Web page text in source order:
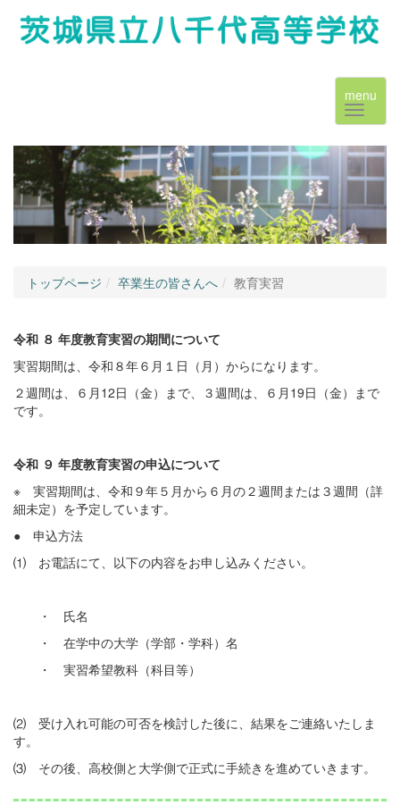
menu
トップページ 卒業生の皆さんへ 教育実習
令和 ８ 年度教育実習の期間について
実習期間は、令和８年６月１日（月）からになります。
２週間は、６月12日（金）まで、３週間は、６月19日（金）まで
です。
令和 ９ 年度教育実習の申込について
※ 実習期間は、令和９年５月から６月の２週間または３週間（詳
細未定）を予定しています。
● 申込方法
⑴ お電話にて、以下の内容をお申し込みください。
・ 氏名
・ 在学中の大学（学部・学科）名
・ 実習希望教科（科目等）
⑵ 受け入れ可能の可否を検討した後に、結果をご連絡いたしま
す。
⑶ その後、高校側と大学側で正式に手続きを進めていきます。